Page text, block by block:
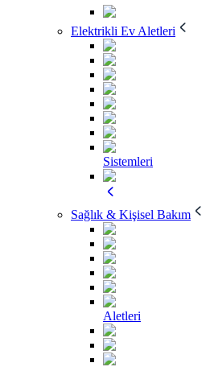
Elektrikli Ev Aletleri
Sistemleri
Sağlık & Kişisel Bakım
Aletleri